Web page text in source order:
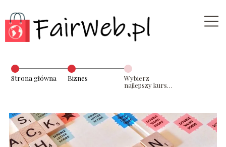
Strona główna Biznes
Wybierz
najlepszy kurs